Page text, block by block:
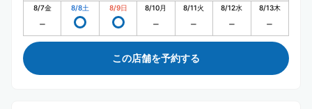
8/7金 8/8土 8/9日 8/10月 8/11火 8/12水 8/13木
この店舗を予約する